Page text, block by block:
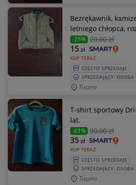
Bezrękawnik,
letniego chłopca,
-25% 20,00 zł
KUP TERAZ
15zł
CZĘSTO SPRZEDAJE
SPRZEDAJĄCY:
Tuczno
T-shirt sportowy
lat.
-61% 90,00 zł
KUP TERAZ
35zł
CZĘSTO SPRZEDAJE
SPRZEDAJĄCY:
Tuczno